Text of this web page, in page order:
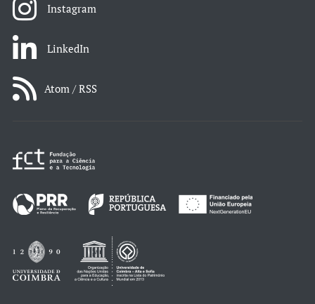
Instagram
LinkedIn
Atom / RSS